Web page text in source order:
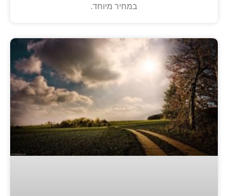
במחיר מיוחד.